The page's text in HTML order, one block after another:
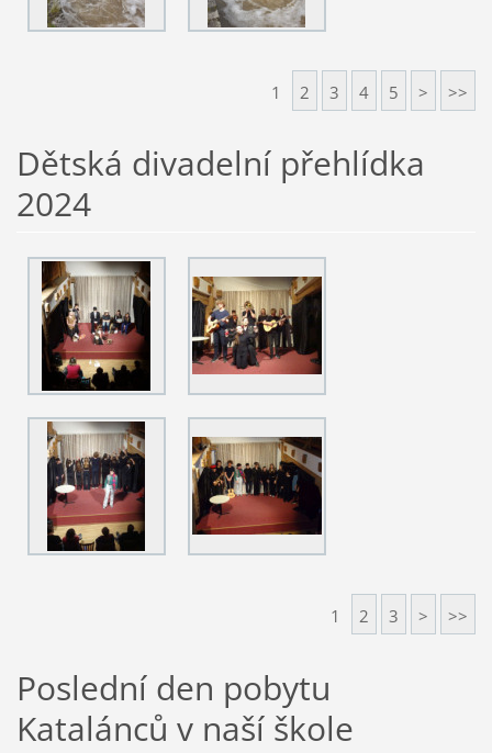
1 2 3 4 5 > >>
Dětská divadelní přehlídka
2024
1 2 3 > >>
Poslední den pobytu
Katalánců v naší škole